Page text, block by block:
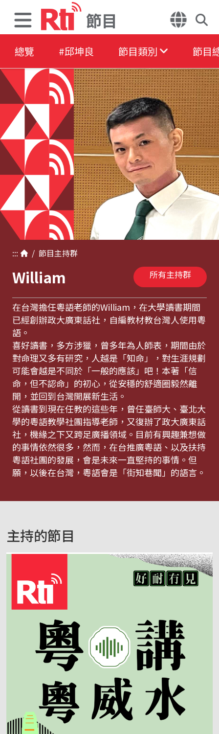
節目
總覽 #邱坤良 節目類別 節目
::: / 節目主持群
William 所有主持群
在台灣擔任粵語老師的William，在大學讀書期間
已經創辦政大廣東話社，自編教材教台灣人使用粵
語。
喜好讀書，多方涉獵，曾多年為人師表，期間由於
對命理又多有研究，人越是「知命」，對生涯規劃
可能會越是不同於「一般的應該」吧！本著「信
命，但不認命」的初心，從安穩的舒適圈毅然離
開，並回到台灣開展新生活。
從讀書到現在任教的這些年，曾任臺師大、臺北大
學的粵語教學社團指導老師，又復辦了政大廣東話
社，機緣之下又跨足廣播領域。目前有興趣兼想做
的事情依然很多，然而，在台推廣粵語、以及扶持
粵語社團的發展，會是未來一直堅持的事情。但
願，以後在台灣，粵語會是「街知巷聞」的語言。
主持的節目